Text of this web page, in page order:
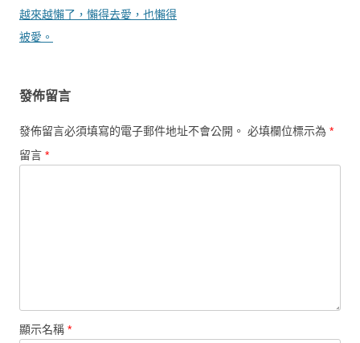
越來越懶了，懶得去愛，也懶得
被愛。
發佈留言
發佈留言必須填寫的電子郵件地址不會公開。 必填欄位標示為 *
留言 *
顯示名稱 *